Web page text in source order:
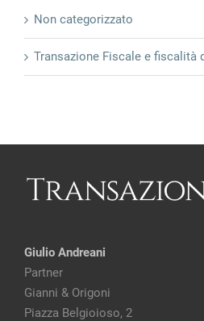
Non categorizzato
Transazione Fiscale e fiscalità
Giulio Andreani
Partner
Gianni & Origoni
Piazza Belgioioso, 2